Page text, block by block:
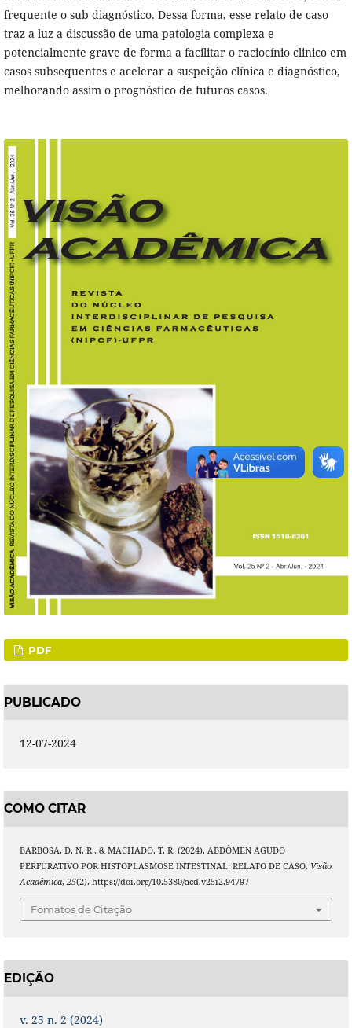
frequente o sub diagnóstico. Dessa forma, esse relato de caso
traz a luz a discussão de uma patologia complexa e
potencialmente grave de forma a facilitar o raciocínio clinico em
casos subsequentes e acelerar a suspeição clínica e diagnóstico,
melhorando assim o prognóstico de futuros casos.
PDF
PUBLICADO
12-07-2024
COMO CITAR
BARBOSA, D. N. R., & MACHADO, T. R. (2024). ABDÔMEN AGUDO
PERFURATIVO POR HISTOPLASMOSE INTESTINAL: RELATO DE CASO. Visão
Acadêmica, 25(2). https://doi.org/10.5380/acd.v25i2.94797
Fomatos de Citação
EDIÇÃO
v. 25 n. 2 (2024)